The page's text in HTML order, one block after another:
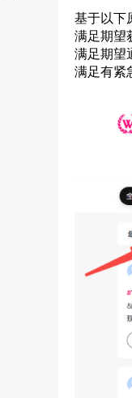
基于以下
满足期望
满足期望
满足有紧